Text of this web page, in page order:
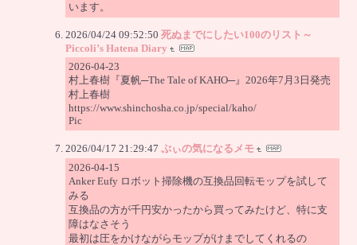
います。
2026/04/24 09:52:50 死ぬまでにしたい100のリスト～
Piccoli’s Hatena Diary
2026-04-23
村上春樹『夏帆─The Tale of KAHO─』2026年7月3日発売
村上春樹
https://www.shinchosha.co.jp/special/kaho/
Pic
2026/04/17 21:29:47 ぷぃの気になるメモ
2026-04-15
Anker Eufy ロボット掃除機の互換品回転モップを試して
みる
互換品の方が千円安かったから買ってみたけど、特に支
障はなさそう
最初は圧をかけながらモップがけまでしてくれるの